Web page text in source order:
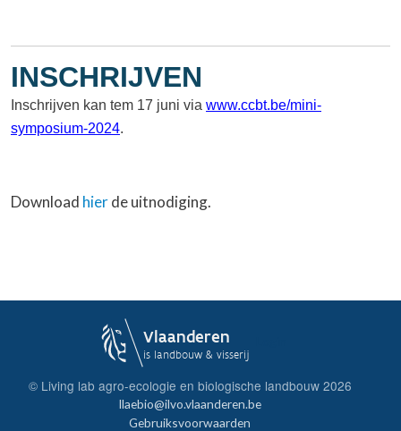
INSCHRIJVEN
Inschrijven kan tem 17 juni via www.ccbt.be/mini-
symposium-2024.
Download hierde uitnodiging.
© Living lab agro-ecologie en biologische landbouw 2026
llaebio@ilvo.vlaanderen.be
Gebruiksvoorwaarden